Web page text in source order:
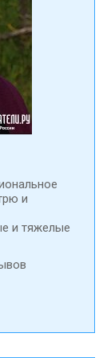
и
и тяжелые